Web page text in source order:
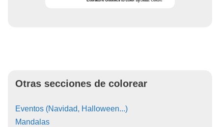
Otras secciones de colorear
Eventos (Navidad, Halloween...)
Mandalas